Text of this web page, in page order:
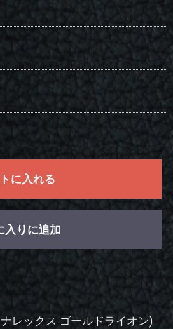
に入れる
入りに追加
ナレックス ゴールドライオン)